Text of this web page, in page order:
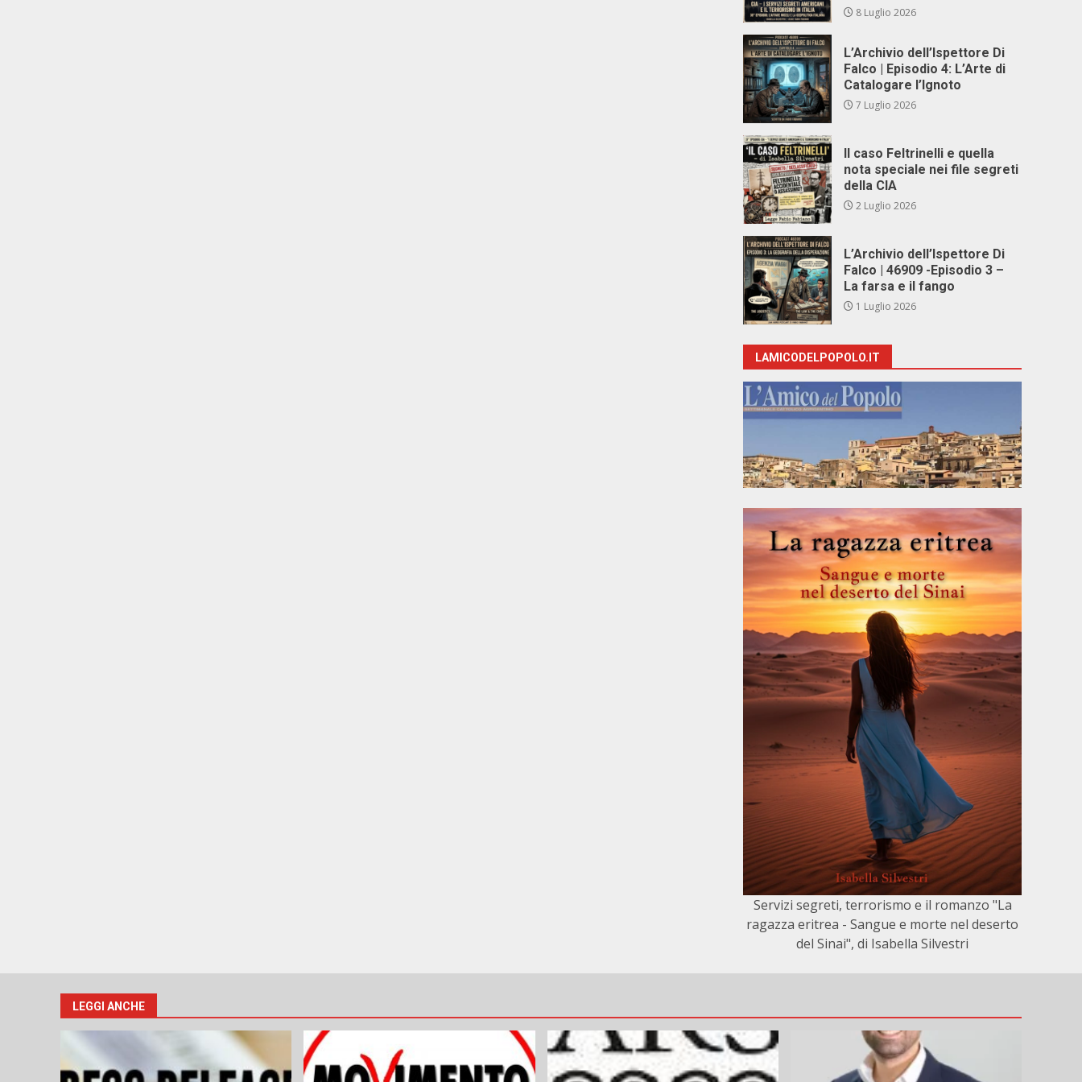
8 Luglio 2026
L’Archivio dell’Ispettore Di
Falco | Episodio 4: L’Arte di
Catalogare l’Ignoto
7 Luglio 2026
Il caso Feltrinelli e quella
nota speciale nei file segreti
della CIA
2 Luglio 2026
L’Archivio dell’Ispettore Di
Falco | 46909 -Episodio 3 –
La farsa e il fango
1 Luglio 2026
LAMICODELPOPOLO.IT
Servizi segreti, terrorismo e il romanzo "La
ragazza eritrea - Sangue e morte nel deserto
del Sinai", di Isabella Silvestri
LEGGI ANCHE